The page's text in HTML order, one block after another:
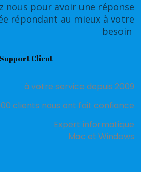
nous pour avoir une réponse
répondant au mieux à votre
besoin
Support Client
à votre service depuis 2009
clients nous ont fait confiance
Expert informatique
Mac et Windows